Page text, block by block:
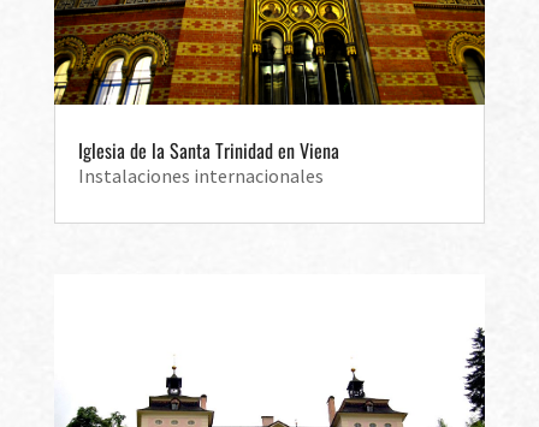
Iglesia de la Santa Trinidad en Viena
Instalaciones internacionales